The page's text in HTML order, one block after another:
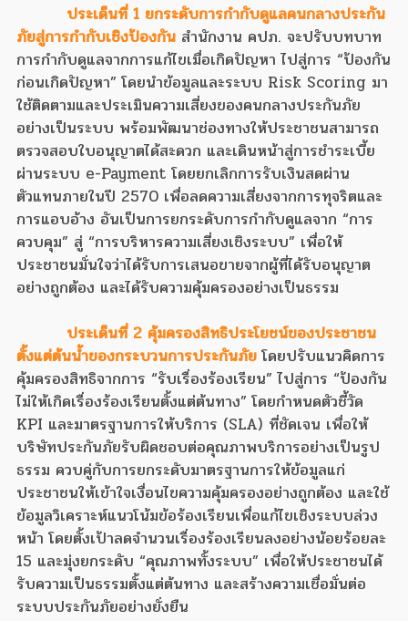
ประเด็นที่ 1 ยกระดับการกำกับดูแลคนกลางประกัน
ภัยสู่การกำกับเชิงป้องกัน สำนักงาน คปภ. จะปรับบทบาท
การกำกับดูแลจากการแก้ไขเมื่อเกิดปัญหา ไปสู่การ “ป้องกัน
ก่อนเกิดปัญหา” โดยนำข้อมูลและระบบ Risk Scoring มา
ใช้ติดตามและประเมินความเสี่ยงของคนกลางประกันภัย
อย่างเป็นระบบ พร้อมพัฒนาช่องทางให้ประชาชนสามารถ
ตรวจสอบใบอนุญาตได้สะดวก และเดินหน้าสู่การชำระเบี้ย
ผ่านระบบ e-Payment โดยยกเลิกการรับเงินสดผ่าน
ตัวแทนภายในปี 2570 เพื่อลดความเสี่ยงจากการทุจริตและ
การแอบอ้าง อันเป็นการยกระดับการกำกับดูแลจาก “การ
ควบคุม” สู่ “การบริหารความเสี่ยงเชิงระบบ” เพื่อให้
ประชาชนมั่นใจว่าได้รับการเสนอขายจากผู้ที่ได้รับอนุญาต
อย่างถูกต้อง และได้รับความคุ้มครองอย่างเป็นธรรม
ประเด็นที่ 2 คุ้มครองสิทธิประโยชน์ของประชาชน
ตั้งแต่ต้นน้ำของกระบวนการประกันภัยโดยปรับแนวคิดการ
คุ้มครองสิทธิจากการ “รับเรื่องร้องเรียน” ไปสู่การ “ป้องกัน
ไม่ให้เกิดเรื่องร้องเรียนตั้งแต่ต้นทาง” โดยกำหนดตัวชี้วัด
KPI และมาตรฐานการให้บริการ (SLA) ที่ชัดเจน เพื่อให้
บริษัทประกันภัยรับผิดชอบต่อคุณภาพบริการอย่างเป็นรูป
ธรรม ควบคู่กับการยกระดับมาตรฐานการให้ข้อมูลแก่
ประชาชนให้เข้าใจเงื่อนไขความคุ้มครองอย่างถูกต้อง และใช้
ข้อมูลวิเคราะห์แนวโน้มข้อร้องเรียนเพื่อแก้ไขเชิงระบบล่วง
หน้า โดยตั้งเป้าลดจำนวนเรื่องร้องเรียนลงอย่างน้อยร้อยละ
15 และมุ่งยกระดับ “คุณภาพทั้งระบบ” เพื่อให้ประชาชนได้
รับความเป็นธรรมตั้งแต่ต้นทาง และสร้างความเชื่อมั่นต่อ
ระบบประกันภัยอย่างยั่งยืน